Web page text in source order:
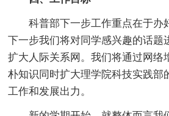
科普部下一步工作重点在于办
下一步我们将对同学感兴趣的话题
扩大人际关系网。我们将通过网络
朴知识同时扩大理学院科技实践部
工作和发展出力。